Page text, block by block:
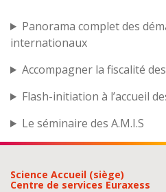
Panorama complet des
internationaux
Accompagner la fiscalité
Flash-initiation à l’accueil
Le séminaire des A.M.I.S
Science Accueil (siège)
Centre de services Euraxess